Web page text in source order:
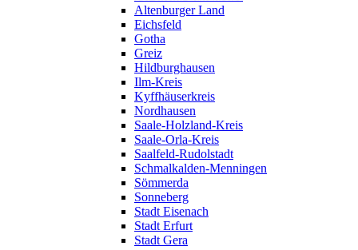
Altenburger Land
Eichsfeld
Gotha
Greiz
Hildburghausen
Ilm-Kreis
Kyffhäuserkreis
Nordhausen
Saale-Holzland-Kreis
Saale-Orla-Kreis
Saalfeld-Rudolstadt
Schmalkalden-Menningen
Sömmerda
Sonneberg
Stadt Eisenach
Stadt Erfurt
Stadt Gera